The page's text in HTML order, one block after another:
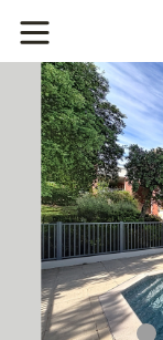
BIEN PRÉCÉDENT